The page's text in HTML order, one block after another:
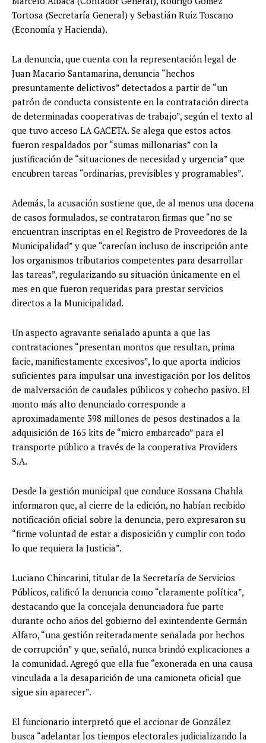
Tortosa (Secretaría General) y Sebastián Ruiz Toscano
(Economía y Hacienda).
La denuncia, que cuenta con la representación legal de
Juan Macario Santamarina, denuncia “hechos
presuntamente delictivos” detectados a partir de “un
patrón de conducta consistente en la contratación directa
de determinadas cooperativas de trabajo”, según el texto al
que tuvo acceso LA GACETA. Se alega que estos actos
fueron respaldados por “sumas millonarias” con la
justificación de “situaciones de necesidad y urgencia” que
encubren tareas “ordinarias, previsibles y programables”.
Además, la acusación sostiene que, de al menos una docena
de casos formulados, se contrataron firmas que “no se
encuentran inscriptas en el Registro de Proveedores de la
Municipalidad” y que “carecían incluso de inscripción ante
los organismos tributarios competentes para desarrollar
las tareas”, regularizando su situación únicamente en el
mes en que fueron requeridas para prestar servicios
directos a la Municipalidad.
Un aspecto agravante señalado apunta a que las
contrataciones “presentan montos que resultan, prima
facie, manifiestamente excesivos”, lo que aporta indicios
suficientes para impulsar una investigación por los delitos
de malversación de caudales públicos y cohecho pasivo. El
monto más alto denunciado corresponde a
aproximadamente 398 millones de pesos destinados a la
adquisición de 165 kits de “micro embarcado” para el
transporte público a través de la cooperativa Providers
S.A.
Desde la gestión municipal que conduce Rossana Chahla
informaron que, al cierre de la edición, no habían recibido
notificación oficial sobre la denuncia, pero expresaron su
“firme voluntad de estar a disposición y cumplir con todo
lo que requiera la Justicia”.
Luciano Chincarini, titular de la Secretaría de Servicios
Públicos, calificó la denuncia como “claramente política”,
destacando que la concejala denunciadora fue parte
durante ocho años del gobierno del exintendente Germán
Alfaro, “una gestión reiteradamente señalada por hechos
de corrupción” y que, señaló, nunca brindó explicaciones a
la comunidad. Agregó que ella fue “exonerada en una causa
vinculada a la desaparición de una camioneta oficial que
sigue sin aparecer”.
El funcionario interpretó que el accionar de González
busca “adelantar los tiempos electorales judicializando la